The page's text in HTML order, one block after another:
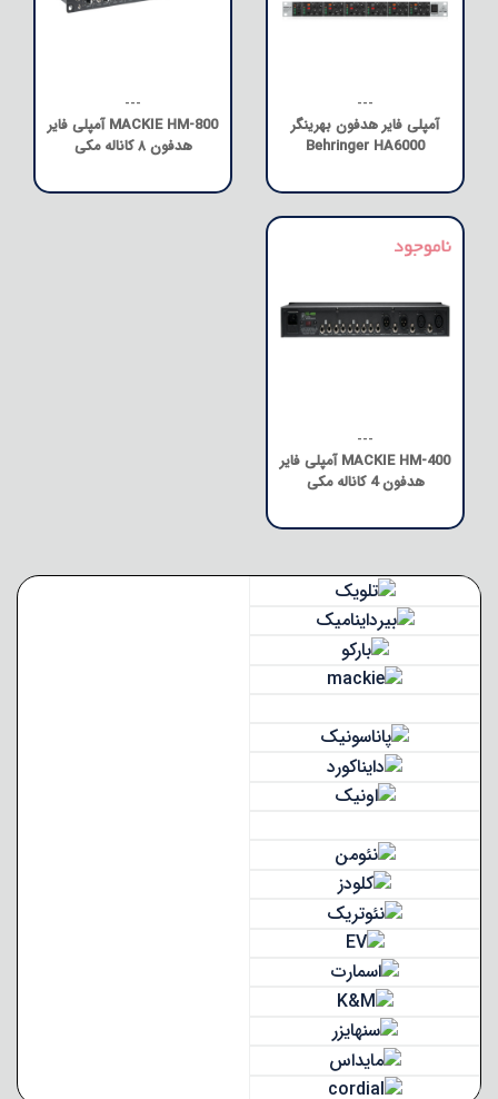
---
آمپلی فایر هدفون بهرینگر
Behringer HA6000
---
MACKIE HM-800 آمپلی فایر
هدفون ۸ کاناله مکی
---
MACKIE HM-400 آمپلی فایر
هدفون 4 کاناله مکی